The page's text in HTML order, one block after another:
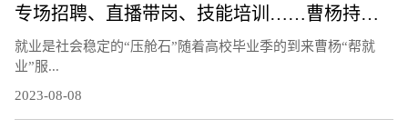
专场招聘、直播带岗、技能培训……曹杨持续打造“15分钟就业服务示范圈”！
就业是社会稳定的“压舱石”随着高校毕业季的到来曹杨“帮就
业”服...
2023-08-08